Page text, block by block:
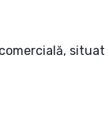
situat